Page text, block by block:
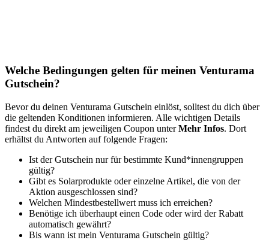
Welche Bedingungen gelten für meinen Venturama
Gutschein?
Bevor du deinen Venturama Gutschein einlöst, solltest du dich über
die geltenden Konditionen informieren. Alle wichtigen Details
findest du direkt am jeweiligen Coupon unterMehr Infos. Dort
erhältst du Antworten auf folgende Fragen:
Ist der Gutschein nur für bestimmte Kund*innengruppen
gültig?
Gibt es Solarprodukte oder einzelne Artikel, die von der
Aktion ausgeschlossen sind?
Welchen Mindestbestellwert muss ich erreichen?
Benötige ich überhaupt einen Code oder wird der Rabatt
automatisch gewährt?
Bis wann ist mein Venturama Gutschein gültig?